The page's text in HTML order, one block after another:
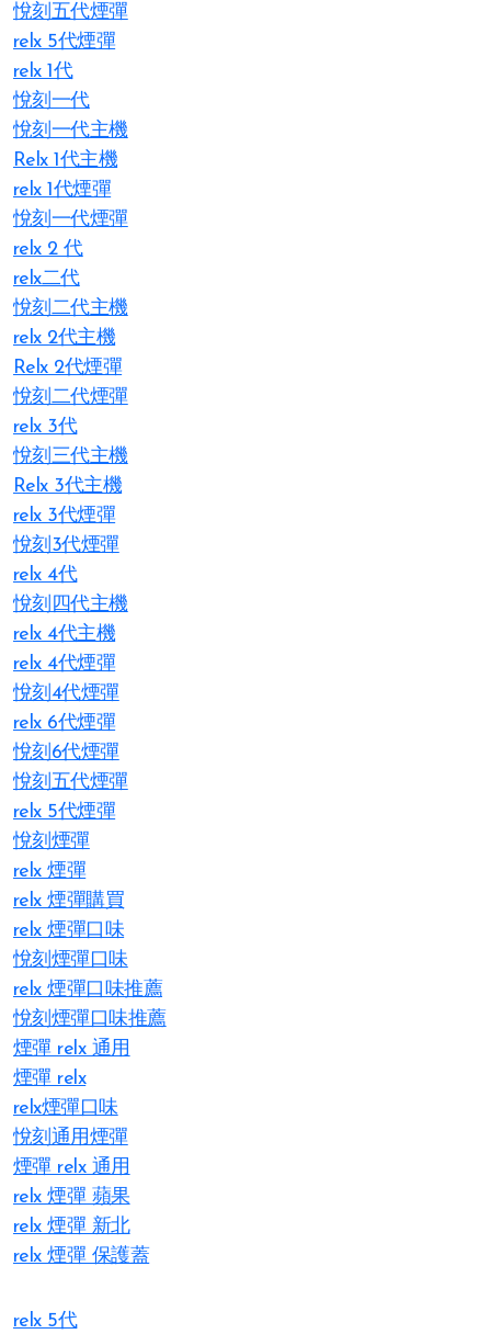
悅刻五代煙彈
relx 5代煙彈
relx 1代
悅刻一代
悅刻一代主機
Relx 1代主機
relx 1代煙彈
悅刻一代煙彈
relx 2 代
relx二代
悅刻二代主機
relx 2代主機
Relx 2代煙彈
悅刻二代煙彈
relx 3代
悅刻三代主機
Relx 3代主機
relx 3代煙彈
悅刻3代煙彈
relx 4代
悅刻四代主機
relx 4代主機
relx 4代煙彈
悅刻4代煙彈
relx 6代煙彈
悅刻6代煙彈
悅刻五代煙彈
relx 5代煙彈
悅刻煙彈
relx 煙彈
relx 煙彈購買
relx 煙彈口味
悅刻煙彈口味
relx 煙彈口味推薦
悅刻煙彈口味推薦
煙彈 relx 通用
煙彈 relx
relx煙彈口味
悅刻通用煙彈
煙彈 relx 通用
relx 煙彈 蘋果
relx 煙彈 新北​
relx 煙彈 保護蓋
relx 5代